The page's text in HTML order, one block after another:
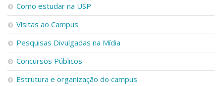
Como estudar na USP
Visitas ao Campus
Pesquisas Divulgadas na Mídia
Concursos Públicos
Estrutura e organização do campus